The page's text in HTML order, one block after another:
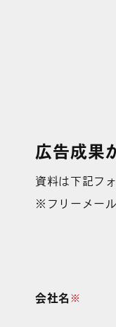
広告成果
資料は下記フ
※フリーメー
※
会社名